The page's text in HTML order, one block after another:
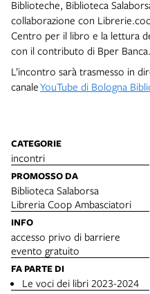
Biblioteche, Biblioteca
collaborazione con
Centro per il libro e la lettura
con il contributo di Bper Banca.
L’incontro sarà trasmesso in
canaleYouTube di Bologna
CATEGORIE
incontri
PROMOSSO DA
Biblioteca Salaborsa
Libreria Coop Ambasciatori
INFO
accesso privo di barriere
evento gratuito
FA PARTE DI
Le voci dei libri 2023-2024